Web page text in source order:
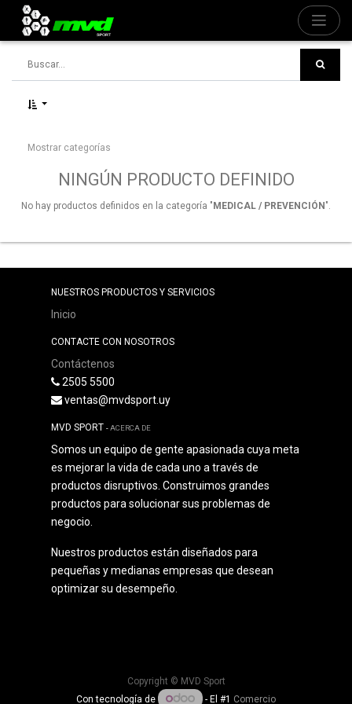
Mostrar categorías
NINGÚN PRODUCTO DEFINIDO
No hay productos definidos en la categoría " MEDICAL / PREVENCIÓN ".
NUESTROS PRODUCTOS Y SERVICIOS
Inicio
CONTACTE CON NOSOTROS
Contáctenos
2505 5500
ventas@mvdsport.uy
MVD SPORT -ACERCA DE
Somos un equipo de gente apasionada cuya meta
es mejorar la vida de cada uno a través de
productos disruptivos. Construimos grandes
productos para solucionar sus problemas de
negocio.
Nuestros productos están diseñados para
pequeñas y medianas empresas que desean
optimizar su desempeño.
Copyright © MVD Sport
Con tecnología de
- El #1 Comercio